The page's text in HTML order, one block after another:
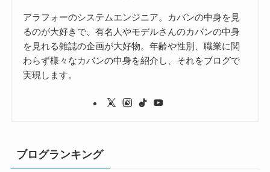
アラフォーのシステムエンジニア。カバンの中身を見
るのが大好きで、有名人やモデルさんのカバンの中身
を見れる雑誌の企画が大好物。年齢や性別、職業に関
わらず様々なカバンの中身を紹介し、それをブログで
実現します。
ブログランキング